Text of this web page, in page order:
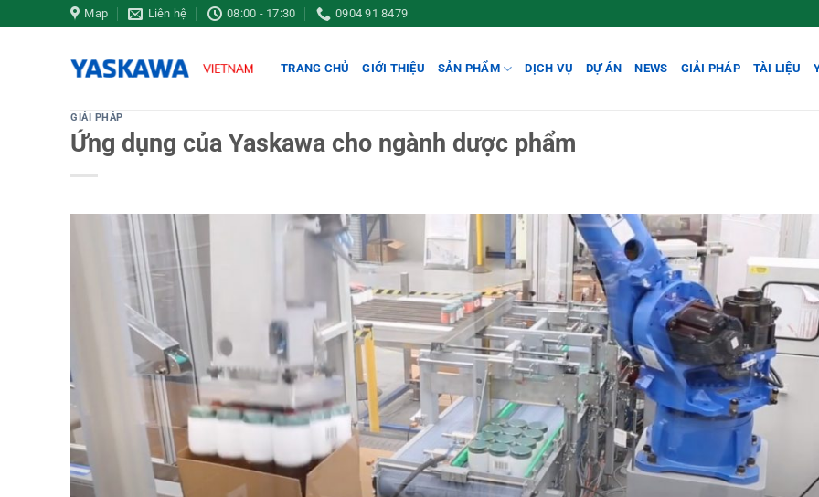
qua
Map Liên hệ 08:00 - 17:30 0904 91 8479
TRANG CHỦ GIỚI THIỆU SẢN PHẨM DỊCH VỤ DỰ ÁN NEWS GIẢI PHÁP TÀI LIỆU
GIẢI PHÁP
Ứng dụng của Yaskawa cho ngành dược phẩm